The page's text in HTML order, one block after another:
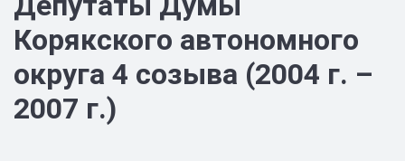
Корякского автономного
округа 4 созыва (2004 г. –
2007 г.)